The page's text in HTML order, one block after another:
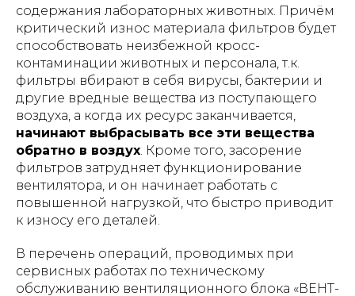
содержания лабораторных животных. Причём
критический износ материала фильтров будет
способствовать неизбежной кросс-
контаминации животных и персонала, т.к.
фильтры вбирают в себя вирусы, бактерии и
другие вредные вещества из поступающего
воздуха, а когда их ресурс заканчивается,
начинают выбрасывать все эти вещества
обратно в воздух. Кроме того, засорение
фильтров затрудняет функционирование
вентилятора, и он начинает работать с
повышенной нагрузкой, что быстро приводит
к износу его деталей.
В перечень операций, проводимых при
сервисных работах по техническому
обслуживанию вентиляционного блока «ВЕНТ-